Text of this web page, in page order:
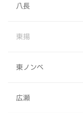
八長
東揚
東ノンベ
広瀬